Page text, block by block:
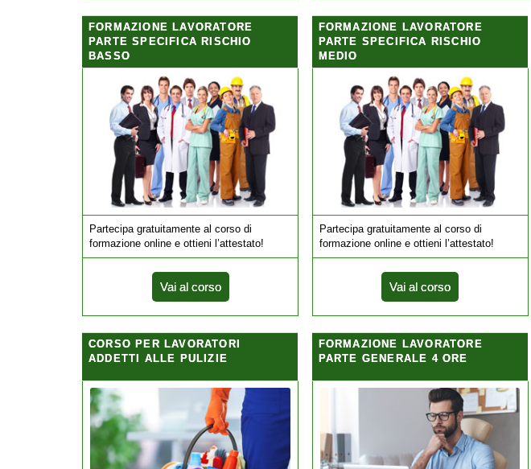
FORMAZIONE LAVORATORE
PARTE SPECIFICA RISCHIO
BASSO
Partecipa gratuitamente al corso di
formazione online e ottieni l’attestato!
Vai al corso
FORMAZIONE LAVORATORE
PARTE SPECIFICA RISCHIO
MEDIO
Partecipa gratuitamente al corso di
formazione online e ottieni l’attestato!
Vai al corso
CORSO PER LAVORATORI
ADDETTI ALLE PULIZIE
FORMAZIONE LAVORATORE
PARTE GENERALE 4 ORE